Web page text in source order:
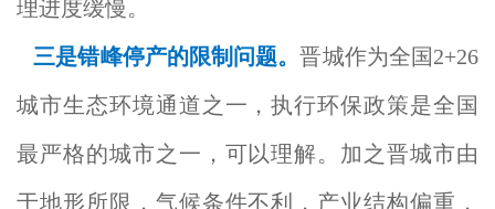
理进度缓慢。
三是错峰停产的限制问题。晋城作为全国2+26
城市生态环境通道之一，执行环保政策是全国
最严格的城市之一，可以理解。加之晋城市由
于地形所限，气候条件不利，产业结构偏重，